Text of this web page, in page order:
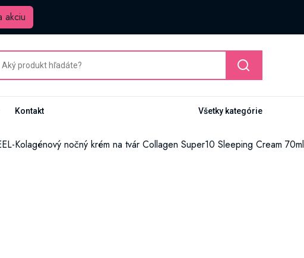
akciu
Kontakt Všetky kategórie
Kolagénový nočný krém na tvár Collagen Super10 Sleeping Cream